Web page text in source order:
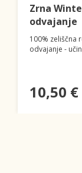
Zrna
odvajanje
100% zeliščna
odvajanje -
10,50 €